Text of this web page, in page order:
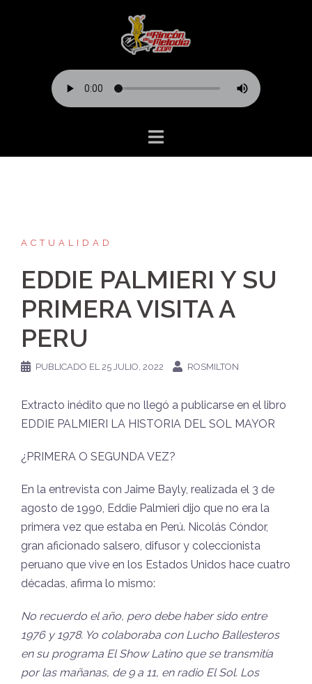
ACTUALIDAD
EDDIE PALMIERI Y SU
PRIMERA VISITA A
PERU
PUBLICADO EL25 JULIO, 2022 ROSMILTON
Extracto inédito que no llegó a publicarse en el libro
EDDIE PALMIERI LA HISTORIA DEL SOL MAYOR
¿PRIMERA O SEGUNDA VEZ?
En la entrevista con Jaime Bayly, realizada el 3 de
agosto de 1990, Eddie Palmieri dijo que no era la
primera vez que estaba en Perú. Nicolás Cóndor,
gran aficionado salsero, difusor y coleccionista
peruano que vive en los Estados Unidos hace cuatro
décadas, afirma lo mismo:
No recuerdo el año, pero debe haber sido entre
1976 y 1978. Yo colaboraba con Lucho Ballesteros
en su programa El Show Latino que se transmitía
por las mañanas, de 9 a 11, en radio El Sol. Los